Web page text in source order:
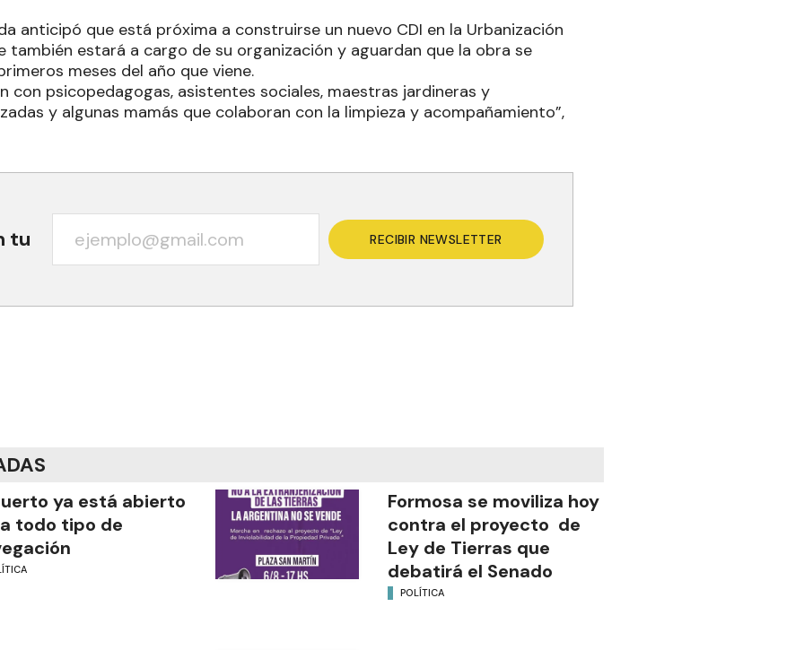
anticipó que está próxima a construirse un nuevo CDI en la Urbanización
también estará a cargo de su organización y aguardan que la obra se
meses del año que viene.
con psicopedagogas, asistentes sociales, maestras jardineras y
y algunas mamás que colaboran con la limpieza y acompañamiento”,
tu RECIBIR NEWSLETTER
ya está abierto
todo tipo de
Formosa se moviliza hoy
contra el proyecto de
Ley de Tierras que
debatirá el Senado
POLÍTICA